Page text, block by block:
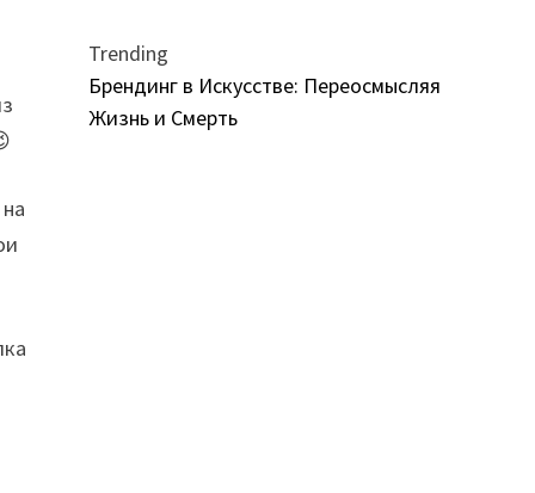
Trending
Брендинг в Искусстве: Переосмысляя
Жизнь и Смерть